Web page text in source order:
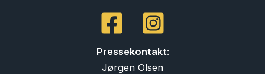
Pressekontakt:
Jørgen Olsen